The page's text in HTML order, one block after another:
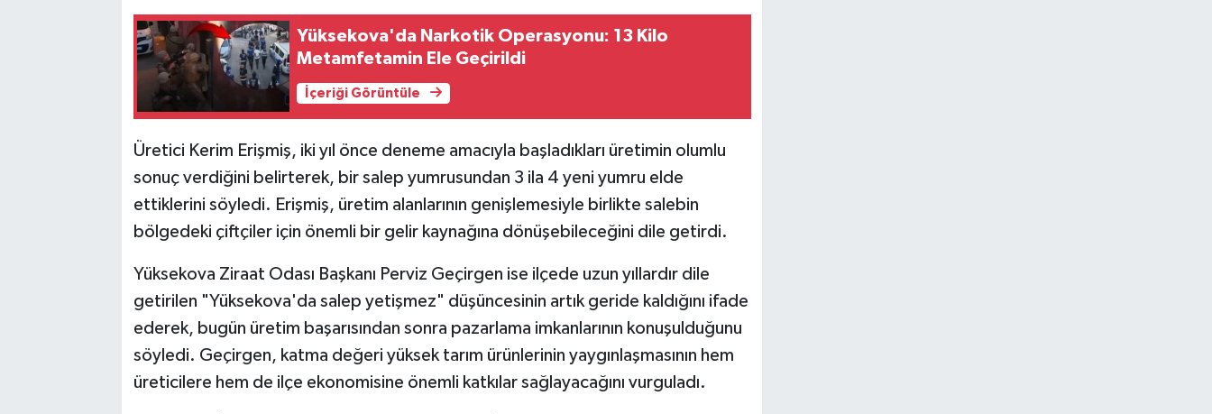
Yüksekova'da Narkotik Operasyonu: 13 Kilo
Metamfetamin Ele Geçirildi
İçeriği Görüntüle
Üretici Kerim Erişmiş, iki yıl önce deneme amacıyla başladıkları üretimin olumlu
sonuç verdiğini belirterek, bir salep yumrusundan 3 ila 4 yeni yumru elde
ettiklerini söyledi. Erişmiş, üretim alanlarının genişlemesiyle birlikte salebin
bölgedeki çiftçiler için önemli bir gelir kaynağına dönüşebileceğini dile getirdi.
Yüksekova Ziraat Odası Başkanı Perviz Geçirgen ise ilçede uzun yıllardır dile
getirilen "Yüksekova'da salep yetişmez" düşüncesinin artık geride kaldığını ifade
ederek, bugün üretim başarısından sonra pazarlama imkanlarının konuşulduğunu
söyledi. Geçirgen, katma değeri yüksek tarım ürünlerinin yaygınlaşmasının hem
üreticilere hem de ilçe ekonomisine önemli katkılar sağlayacağını vurguladı.